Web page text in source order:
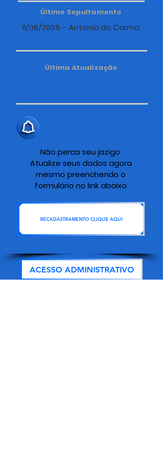
Último Sepultamento
11/06/2005 - Antonia do Carmo
Última Atualização
Não perca seu jazigo.
Atualize seus dados agora
mesmo preenchendo o
formulário no link abaixo
RECADASTRAMENTO CLIQUE AQUI
ACESSO ADMINISTRATIVO